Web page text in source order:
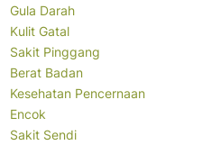
Gula Darah
Kulit Gatal
Sakit Pinggang
Berat Badan
Kesehatan Pencernaan
Encok
Sakit Sendi